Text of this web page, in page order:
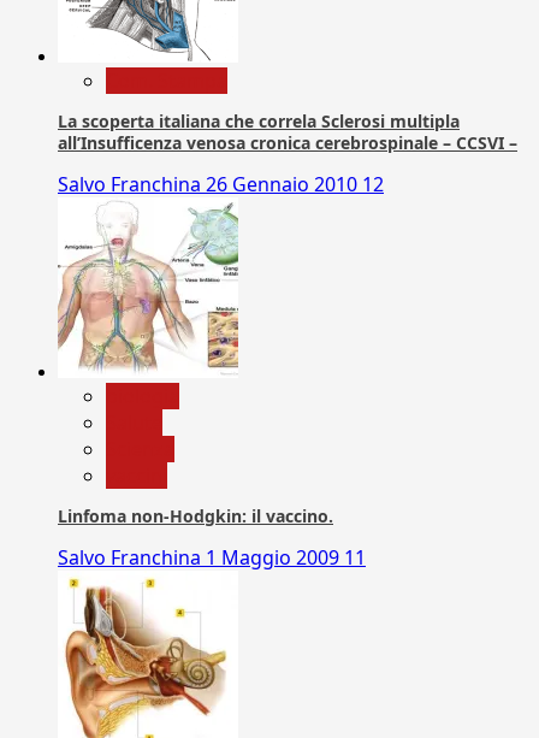
La scoperta italiana che correla Sclerosi multipla
all’Insufficenza venosa cronica cerebrospinale – CCSVI –
Salvo Franchina 26 Gennaio 2010 12
Linfoma non-Hodgkin: il vaccino.
Salvo Franchina 1 Maggio 2009 11